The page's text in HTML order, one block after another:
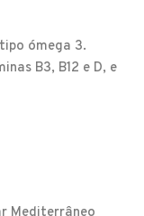
ómega 3.
B3, B12 e D, e